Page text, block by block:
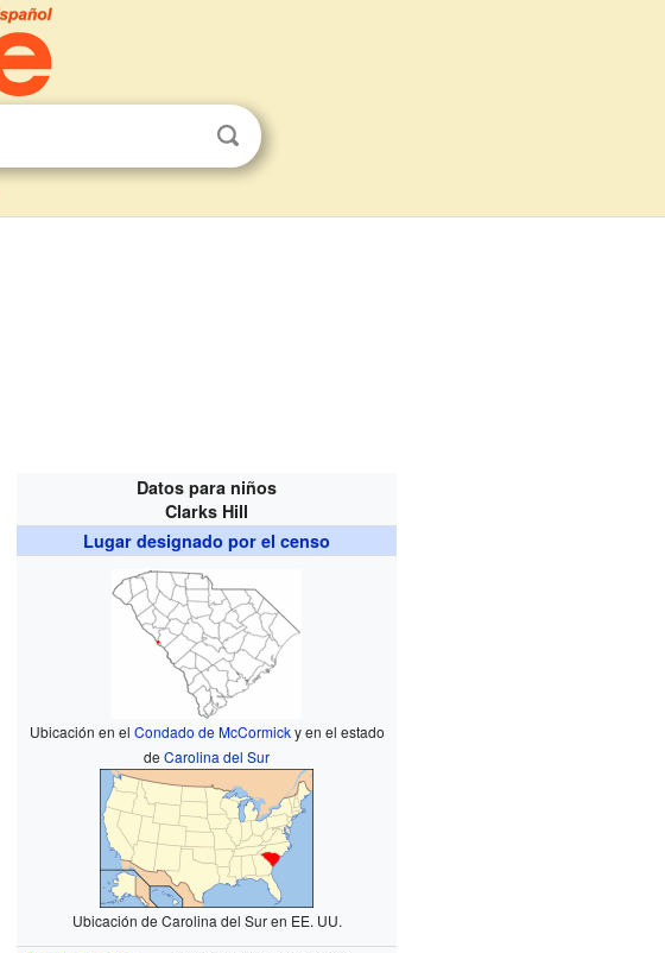
Datos para niños
Clarks Hill
Lugar designado por el censo
Ubicación en el Condado de McCormicky en el estado
deCarolina del Sur
Ubicación de Carolina del Sur en EE. UU.